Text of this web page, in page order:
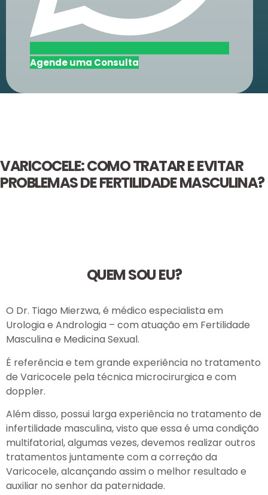
Agende uma Consulta
VARICOCELE: COMO TRATAR E EVITAR
PROBLEMAS DE FERTILIDADE MASCULINA?
QUEM SOU EU?
O Dr. Tiago Mierzwa, é médico especialista em
Urologia e Andrologia – com atuação em Fertilidade
Masculina e Medicina Sexual.
É referência e tem grande experiência no tratamento
de Varicocele pela técnica microcirurgica e com
doppler.
Além disso, possui larga experiência no tratamento de
infertilidade masculina, visto que essa é uma condição
multifatorial, algumas vezes, devemos realizar outros
tratamentos juntamente com a correção da
Varicocele, alcançando assim o melhor resultado e
auxiliar no senhor da paternidade.